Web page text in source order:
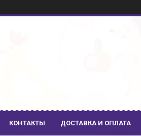
КОНТАКТЫ ДОСТАВКА И ОПЛАТА